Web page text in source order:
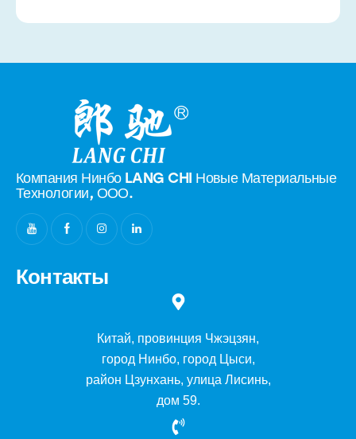
Компания Нинбо LANG CHI Новые Материальные
Технологии, ООО.
Контакты
Китай, провинция Чжэцзян,
город Нинбо, город Цыси,
район Цзунхань, улица Лисинь,
дом 59.